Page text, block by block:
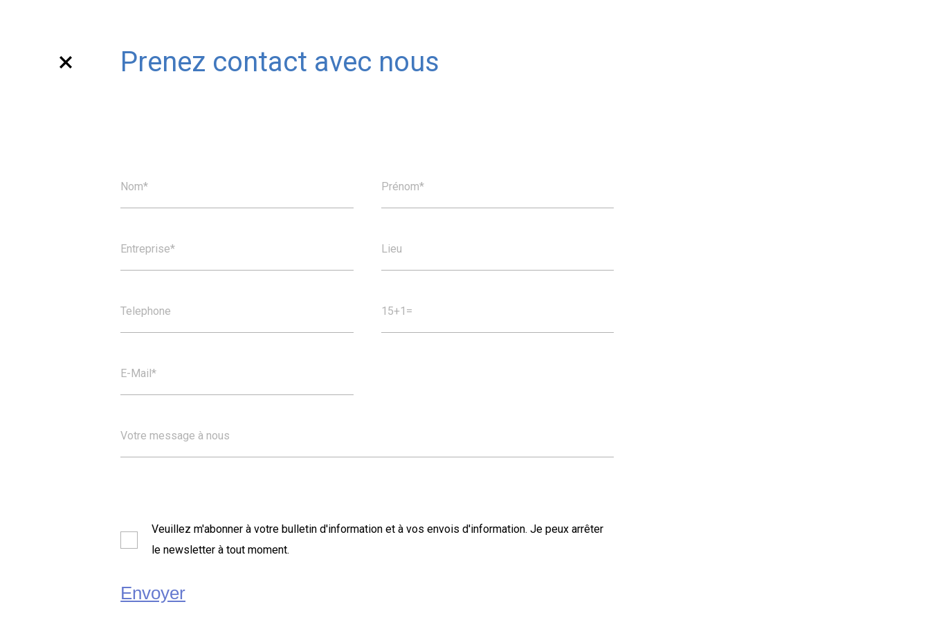
Prenez contact avec nous
Nom* Prénom*
Entreprise* Lieu
Telephone 15+1=
E-Mail*
Votre message à nous
Veuillez m'abonner à votre bulletin d'information et à vos envois d'information. Je peux arrêter
le newsletter à tout moment.
Merci!